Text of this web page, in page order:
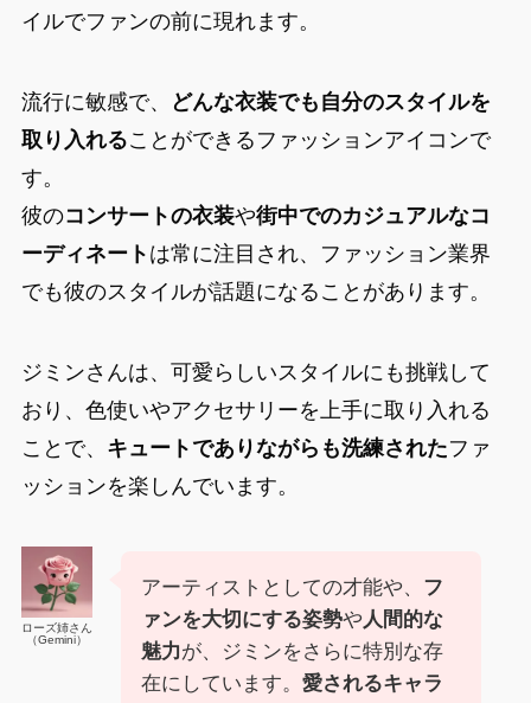
イルでファンの前に現れます。
流行に敏感で、
どんな衣装でも自分のスタイルを
取り入れることができるファッションアイコンで
す。
彼のコンサートの衣装や街中でのカジュアルなコ
ーディネート は常に注目され、ファッション業界
でも彼のスタイルが話題になることがあります。
ジミンさんは、可愛らしいスタイルにも挑戦して
おり、色使いやアクセサリーを上手に取り入れる
ことで、 キュートでありながらも洗練されたファ
ッションを楽しんでいます。
ローズ姉さん
（Gemini）
アーティストとしての才能や、 フ
ァンを大切にする姿勢や人間的な
魅力が、ジミンをさらに特別な存
在にしています。 愛されるキャラ